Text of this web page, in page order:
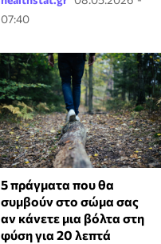
07:40
5 πράγματα που θα
συμβούν στο σώμα σας
αν κάνετε μια βόλτα στη
φύση για 20 λεπτά